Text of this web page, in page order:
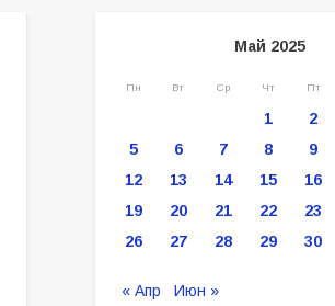
Май 2025
Пн Вт Ср Чт Пт
1 2
5
6 7 8 9
12
13 14 15 16
19
20 21 22 23
26
27 28 29 30
« Апр Июн »